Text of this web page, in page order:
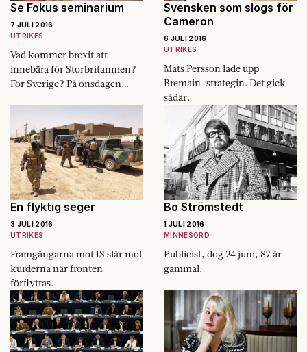
Se Fokus seminarium
7 JULI 2016
UTRIKES
Vad kommer brexit att
innebära för Storbritannien?
För Sverige? På onsdagen
Consulting Group och
StrandbergHaage, i ett
välbesökt samtal i Almedalen.
Svensken som slogs för
Cameron
6 JULI 2016
UTRIKES
Mats Persson lade upp
Bremain-strategin. Det gick
sådär.
En flyktig seger
3 JULI 2016
UTRIKES
Framgångarna mot IS slår mot
kurderna när fronten
förflyttas.
Bo Strömstedt
1 JULI 2016
MINNESORD
Publicist, dog 24 juni, 87 år
gammal.